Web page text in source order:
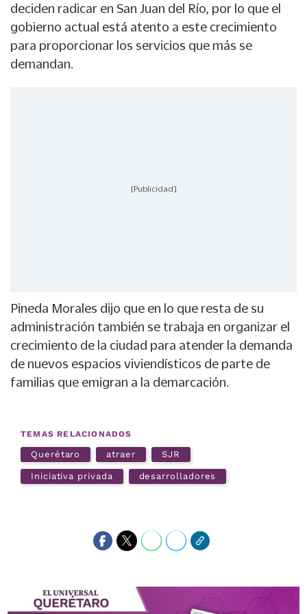
deciden radicar en San Juan del Río, por lo que el
gobierno actual está atento a este crecimiento
para proporcionar los servicios que más se
demandan.
[Publicidad]
Pineda Morales dijo que en lo que resta de su
administración también se trabaja en organizar el
crecimiento de la ciudad para atender la demanda
de nuevos espacios viviendísticos de parte de
familias que emigran a la demarcación.
TEMAS RELACIONADOS
Querétaro atraer SJR
Iniciativa privada desarrolladores